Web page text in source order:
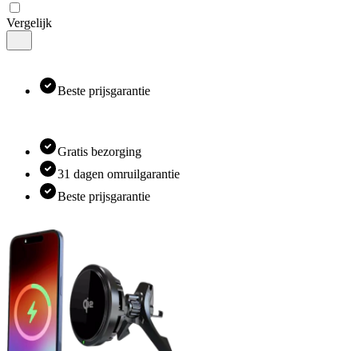
Vergelijk
Beste prijsgarantie
Gratis bezorging
31 dagen omruilgarantie
Beste prijsgarantie